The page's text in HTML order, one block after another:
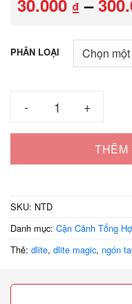
30.000 ₫ –
PHÂN LOẠI
THÊM
SKU: NTD
Danh mục: Cận Cảnh Tổng
Thẻ: dlite, dlite magic, ngón